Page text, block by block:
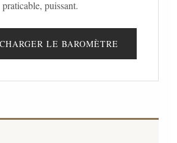
praticable, puissant.
LE BAROMÈTRE